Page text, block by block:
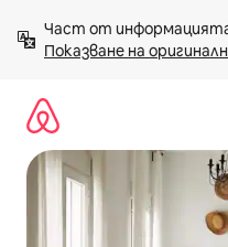
към
съдържанието
Показване на